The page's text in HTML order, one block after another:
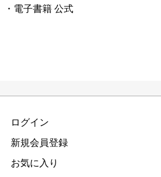
・電子書籍 公式
ログイン
新規会員登録
お気に入り